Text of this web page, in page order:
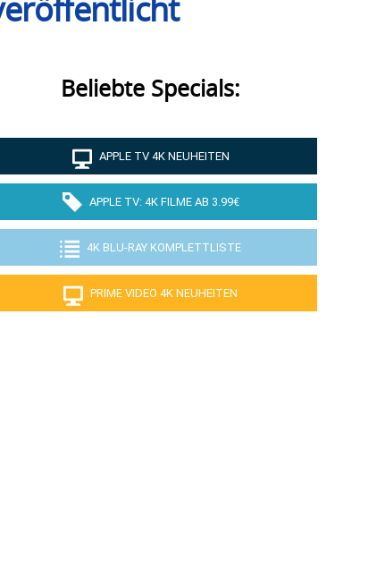
Beliebte Specials:
APPLE TV 4K NEUHEITEN
APPLE TV: 4K FILME AB 3.99€
4K BLU-RAY KOMPLETTLISTE
PRIME VIDEO 4K NEUHEITEN